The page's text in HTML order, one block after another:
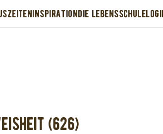
INSPIRATIONDIE LEBENSSCHULE
(626)